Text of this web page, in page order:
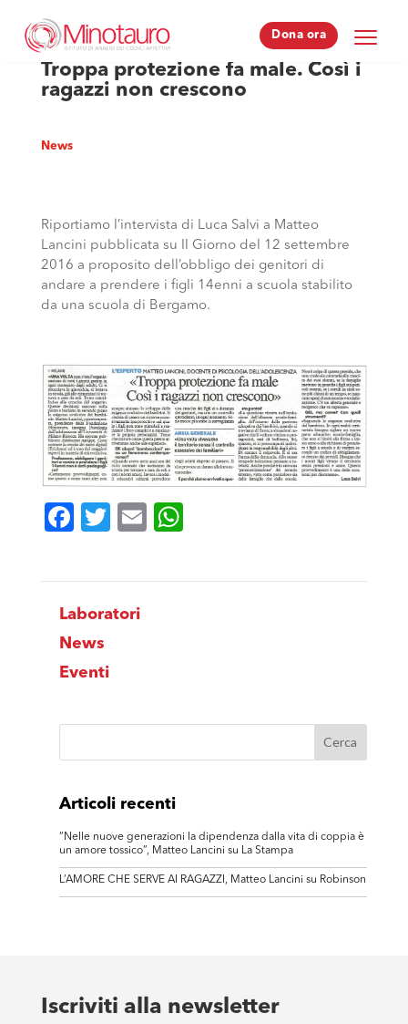
Dona ora
Dona ora
Troppa protezione fa male. Così i
ragazzi non crescono
News
Riportiamo l’intervista di Luca Salvi a Matteo
Lancini pubblicata su Il Giorno del 12 settembre
2016 a proposito dell’obbligo dei genitori di
andare a prendere i figli 14enni a scuola stabilito
da una scuola di Bergamo.
Facebook
Twitter
Email
Laboratori
News
Eventi
Articoli recenti
“Nelle nuove generazioni la dipendenza dalla vita di coppia è
un amore tossico”, Matteo Lancini su La Stampa
L’AMORE CHE SERVE AI RAGAZZI, Matteo Lancini su Robinson
Iscriviti alla newsletter